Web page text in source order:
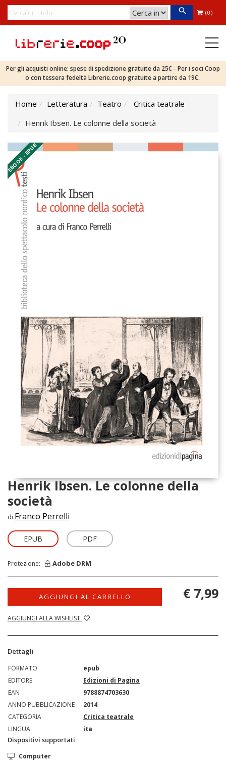
(0)
Per gli acquisti online: spese di spedizione gratuite da 25€ - Per i soci Coop
o con tessera fedeltà Librerie.coop gratuite a partire da 19€.
Home Letteratura Teatro
Critica teatrale
Henrik Ibsen. Le colonne della società
EBOOK - EPUB
Henrik Ibsen. Le colonne della
società
di Franco Perrelli
EPUB PDF
Protezione: Adobe DRM
AGGIUNGI AL CARRELLO
AGGIUNGI ALLA WISHLIST
€ 7,99
Dettagli
FORMATO
epub
EDITORE
Edizioni di Pagina
EAN
9788874703630
ANNO PUBBLICAZIONE
2014
CATEGORIA
Critica teatrale
LINGUA
ita
Dispositivi supportati
Computer